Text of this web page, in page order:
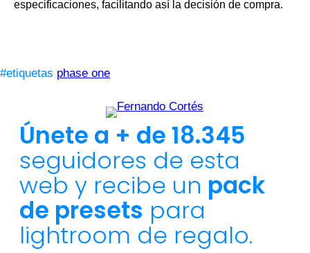
especificaciones, facilitando así la decisión de compra.
#etiquetas phase one
Únete a + de 18.345
seguidores de esta
web y recibe un pack
de presets para
lightroom de regalo.